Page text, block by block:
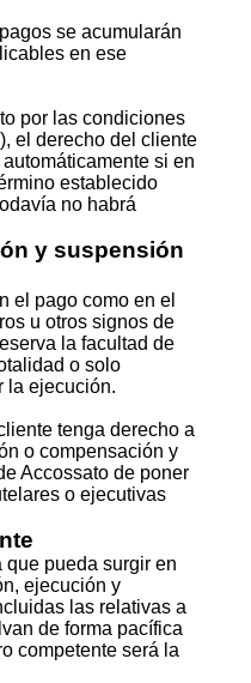
se acumularán
en ese
por las condiciones
el derecho del cliente
si en
establecido
no habrá
y suspensión
el pago como en el
u otros signos de
la facultad de
o solo
la ejecución.
tenga derecho a
o compensación y
Accossato de poner
o ejecutivas
que pueda surgir en
ejecución y
las relativas a
de forma pacífica
competente será la